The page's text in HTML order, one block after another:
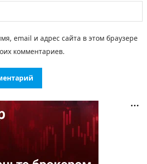
email и адрес сайта в этом браузере
комментариев.